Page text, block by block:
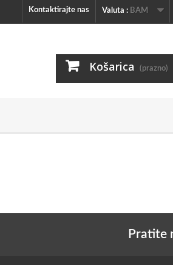
Valuta : BAM
Kontaktirajte nas
Košarica (prazno)
Pratite